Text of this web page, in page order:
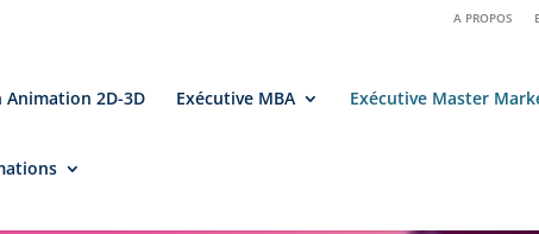
A PROPOS
Animation 2D-3D Exécutive MBA Exécutive Master